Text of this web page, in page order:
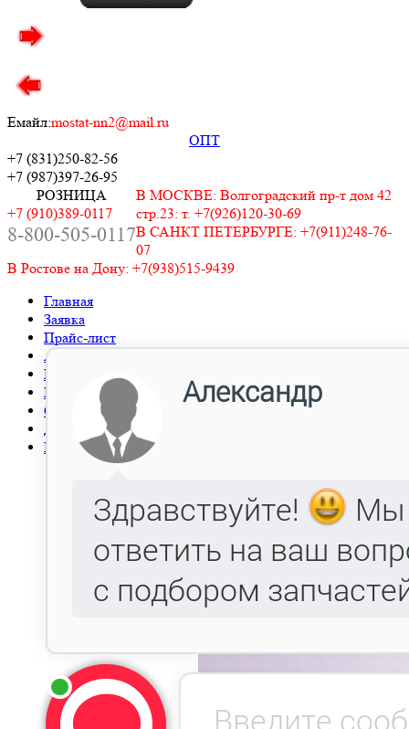
Емайл:mostat-nn2@mail.ru
ОПТ
+7 (831)250-82-56
+7 (987)397-26-95
РОЗНИЦА
+7 (910)389-0117
8-800-505-0117
В МОСКВЕ: Волгоградский пр-т дом 42
стр.23: т. +7(926)120-30-69
В САНКТ ПЕТЕРБУРГЕ: +7(911)248-76-
07
В Ростове на Дону: +7(938)515-9439
Главная
Заявка
Прайс-лист
Автокаталог
Металлообработка, Литье чугуна и стали.
Гарантия
Оптовым клиентам
Доставка
Контакты
Стремянка на Г-
2902408